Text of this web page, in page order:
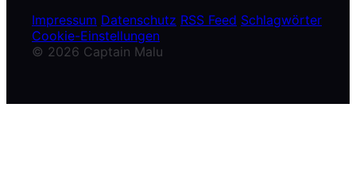
Impressum Datenschutz RSS Feed Schlagwörter
Cookie-Einstellungen
© 2026 Captain Malu